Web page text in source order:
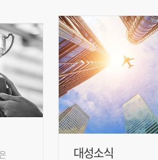
대성소식